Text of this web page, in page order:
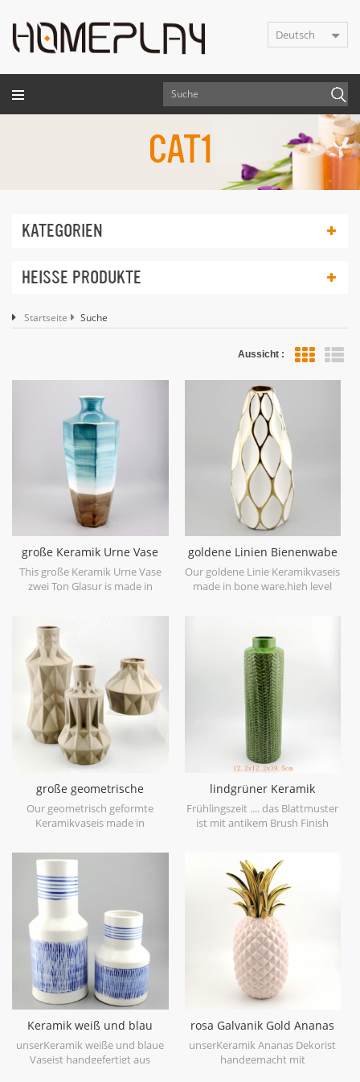
Deutsch
CAT1
KATEGORIEN
HEISSE PRODUKTE
Startseite Suche
Aussicht :
große Keramik Urne Vase
zwei Ton Glasur
This große Keramik Urne Vase
zwei Ton Glasur is made in
material to present two tone
colors,it is hand crafted so the
color is variance,two size
options with 19.7''h and 16.7''h.
goldene Linien Bienenwabe
keramische weiße Vase
Our goldene Linie Keramikvaseis
made in bone ware,high level
große geometrische
Keramikvase braun 3er Set
Our geometrisch geformte
Keramikvaseis made in
material in geometric shapes,it is
hand-crafted with three sizes
assorted,very nice fit with your
modern furniture.
lindgrüner Keramik
Vasenblatt Patten
Frühlingszeit .... das Blattmuster
ist mit antikem Brush Finish
ist aus Feinsteinzeug in China
gefertigt, bekommen mehr
Frühlingsstimmung versuchen
Sie dieslindgrüne Keramikvase.
Keramik weiß und blau
Tischvase Hand malen
unserKeramik weiße und blaue
Vaseist handgefertigt aus
rosa Galvanik Gold Ananas
Figur Haus Deko
unserKeramik Ananas Dekorist
handgemacht mit